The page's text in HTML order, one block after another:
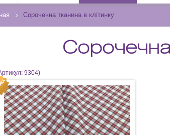
Сорочечна тканина в клітинку
Сорочечна
9304)